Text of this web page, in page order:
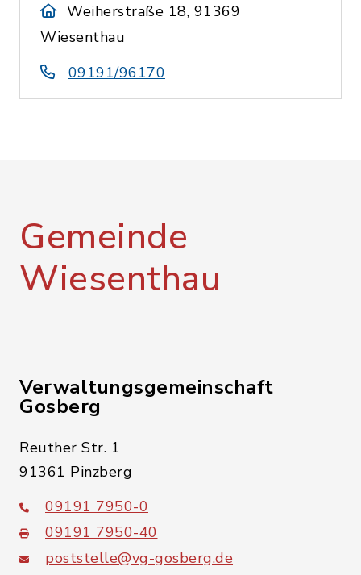
Weiherstraße 18, 91369
Wiesenthau
09191/96170
Gemeinde
Wiesenthau
Verwaltungsgemeinschaft
Gosberg
Reuther Str. 1
91361 Pinzberg
09191 7950-0
09191 7950-40
poststelle@vg-gosberg.de